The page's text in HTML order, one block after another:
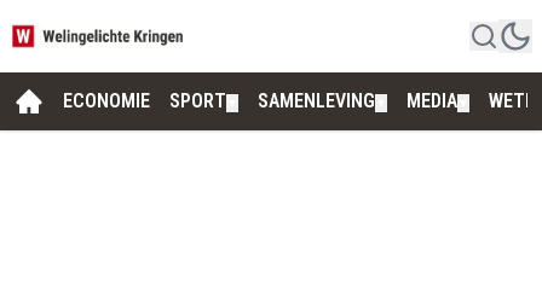
ECONOMIE SPORT SAMENLEVING MEDIA